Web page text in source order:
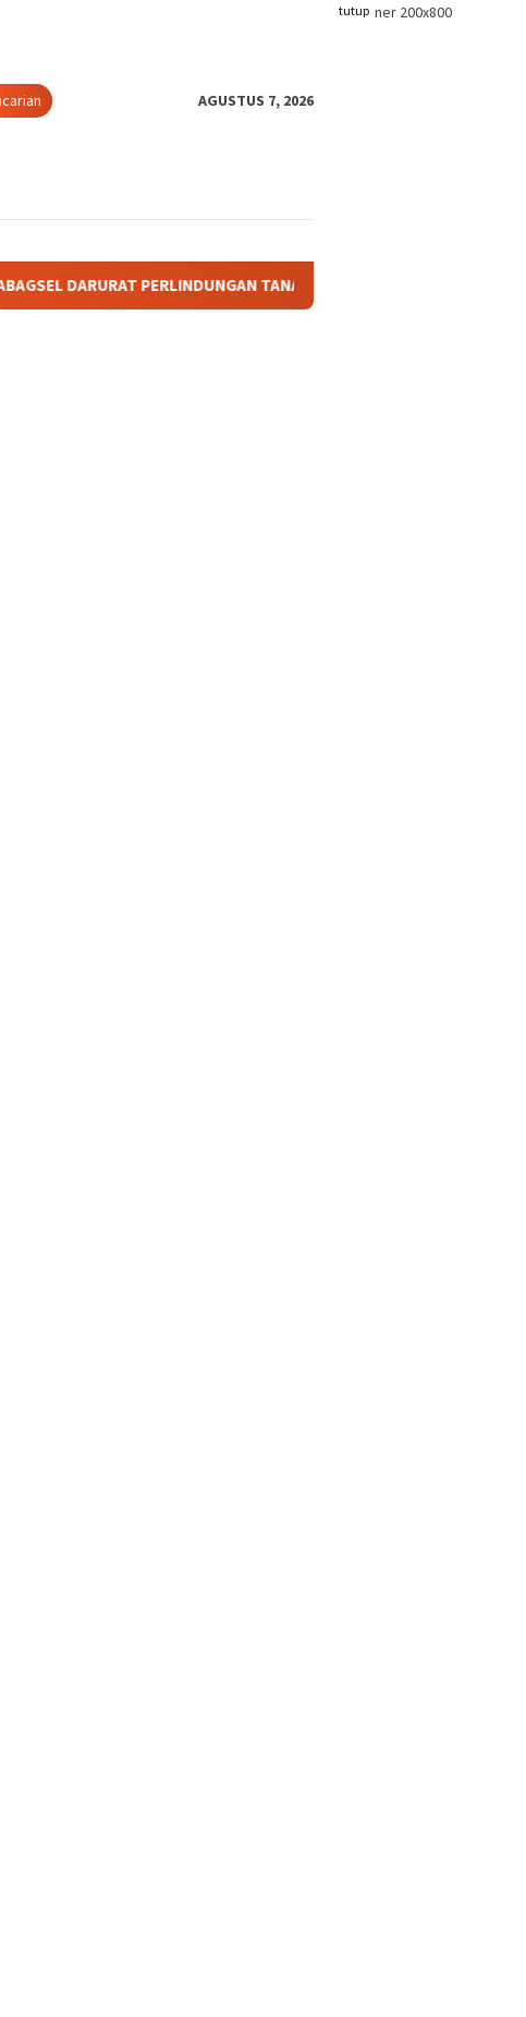
tutup
AGUSTUS 7, 2026
TANAH ADAT: KETIKA TANAH LELUHUR TAK PUNYA